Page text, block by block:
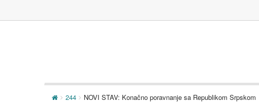
244 NOVI STAV: Konačno poravnanje sa Republikom Srpskom